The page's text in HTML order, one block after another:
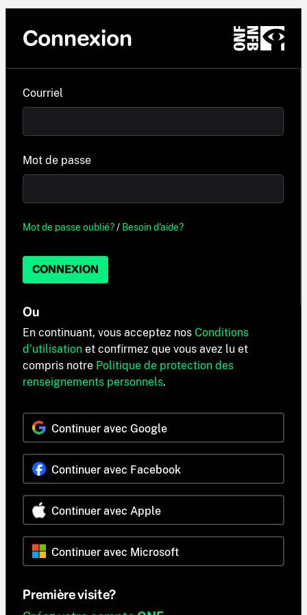
Connexion
Courriel
Mot de passe
Mot de passe oublié?/ Besoin d'aide?
CONNEXION
Ou
En continuant, vous acceptez nos Conditions
d'utilisation et confirmez que vous avez lu et
compris notre Politique de protection des
renseignements personnels.
Continuer avec Google
Continuer avec Facebook
Continuer avec Apple
Continuer avec Microsoft
Première visite?